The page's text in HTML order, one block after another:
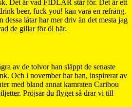
Det är vad FIDLAR står för. Det är ett
beer, fuck you! kan vara en refräng.
dessa låtar har mer driv än det mesta jag
de gillar för öl här.
av de tolvor han släppt de senaste
Och i november har han, inspirerat av
med bland annat kamraten Caribou
Pröjsar du flyget så drar vi till